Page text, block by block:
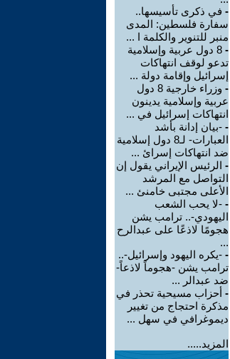
- في ذكرى تأسيسها..
سفارة فلسطين: المدى
منبر للتنوير والكلمة ا ...
-
8 دول عربية وإسلامية
تدعو لوقف انتهاكات
إسرائيل وإقامة دولة ...
-
وزراء خارجية 8 دول
عربية وإسلامية يدينون
انتهاكات إسرائيل في ...
- -بيان إدانة بأشد
العبارات- لـ8 دول إسلامية
ضد انتهاكات إسرائ ...
- الرئيس الإيراني يقول إن
التواصل مع المرشد
الأعلى مجتبى خامنئ ...
- -لا يحب الشعب
اليهودي-.. ترامب يشن
هجومًا لاذعًا على عبدالرح
...
- -يكره اليهود وإسرائيل-..
ترامب يشن -هجوماً لاذعاً-
ضد عبدالر ...
- أحزاب مسيحية تحذر في
مذكرة احتجاج من تغيير
ديموغرافي في سهل ...
المزيد.....